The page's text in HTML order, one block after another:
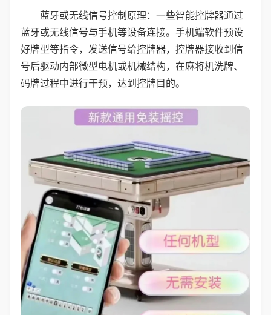
蓝牙或无线信号控制原理：一些智能控牌器通过
蓝牙或无线信号与手机等设备连接。手机端软件预设
好牌型等指令，发送信号给控牌器，控牌器接收到信
号后驱动内部微型电机或机械结构，在麻将机洗牌、
码牌过程中进行干预，达到控牌目的。